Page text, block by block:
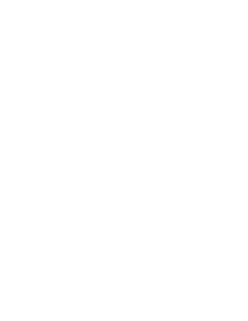
El grito
madre de un
«Llevamos
esperando